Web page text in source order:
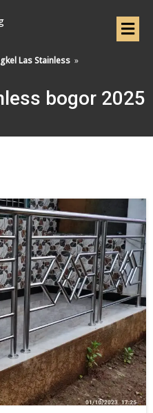
Las Stainless »
bogor 2025